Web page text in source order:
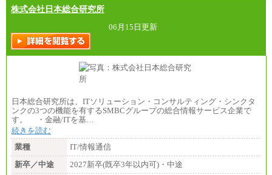
株式会社日本総合研究所
06月15日更新
日本総合研究所は、ITソリューション・コンサルティング・シンクタ
ンクの3つの機能を有するSMBCグループの総合情報サービス企業で
す。 ・金融/ITを基…
続きを読む
業種
IT/情報通信
新卒／中途
2027新卒(既卒3年以内可)・中途